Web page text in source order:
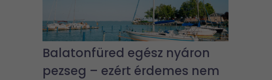
Balatonfüred egész nyáron
pezseg – ezért érdemes nem